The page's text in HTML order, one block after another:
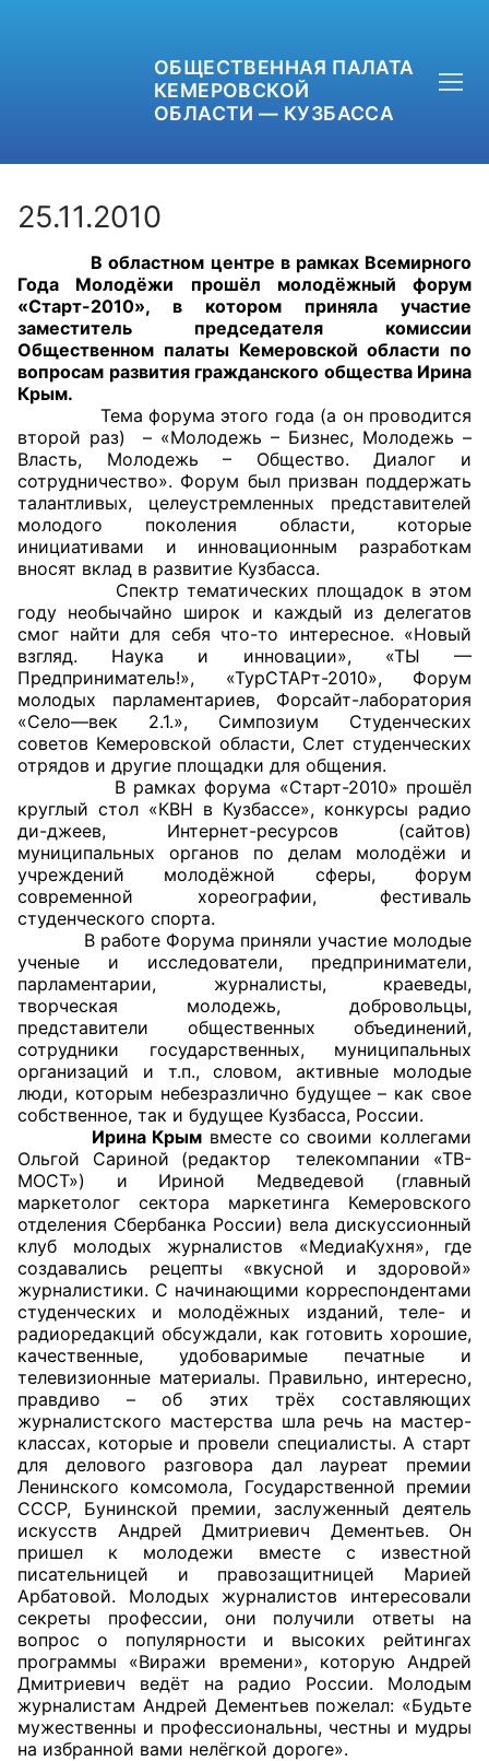
ОБЩЕСТВЕННАЯ ПАЛАТА
КЕМЕРОВСКОЙ
ОБЛАСТИ — КУЗБАССА
+7 (3842) 58-82-40
OPKO42@BK.RU
ОБРАТНАЯ СВЯЗЬ
Главная
Общественные советы
Общественные советы при территориальных
органах федеральных органов
исполнительной власти
Общественные советы по проведению
независимой оценки качества условий
оказания услуг
О Палате
Структура Палаты
Комиссии
Экспертный совет ОП КО
Совет ОП КО
Общественный штаб
Члены ОП КО
Документы ОП КО
Регламент ОП КО
Кодекс этики ОП КО
Положения
Соглашения
Рекомендации
Порядок работы ЦОН
Аппарат ОП КО
УСТАВ ГКУ “АППАРАТ ОП КО”
Доходы руководителя за 2024 г.
25.11.2010
В областном центре в рамках Всемирного
Года Молодёжи прошёл молодёжный форум
«Старт-2010», в котором приняла участие
заместитель председателя комиссии
Общественном палаты Кемеровской области по
вопросам развития гражданского общества Ирина
Крым.
Тема форума этого года (а он проводится
второй раз) – «Молодежь – Бизнес, Молодежь –
Власть, Молодежь – Общество. Диалог и
сотрудничество». Форум был призван поддержать
талантливых, целеустремленных представителей
молодого поколения области, которые
инициативами и инновационным разработкам
вносят вклад в развитие Кузбасса.
Спектр тематических площадок в этом
году необычайно широк и каждый из делегатов
смог найти для себя что-то интересное. «Новый
взгляд. Наука и инновации», «ТЫ —
Предприниматель!», «ТурСТАРт-2010», Форум
молодых парламентариев, Форсайт-лаборатория
«Село—век 2.1.», Симпозиум Студенческих
советов Кемеровской области, Слет студенческих
отрядов и другие площадки для общения.
В рамках форума «Старт-2010» прошёл
круглый стол «КВН в Кузбассе», конкурсы радио
ди-джеев, Интернет-ресурсов (сайтов)
муниципальных органов по делам молодёжи и
учреждений молодёжной сферы, форум
современной хореографии, фестиваль
студенческого спорта.
В работе Форума приняли участие молодые
ученые и исследователи, предприниматели,
парламентарии, журналисты, краеведы,
творческая молодежь, добровольцы,
представители общественных объединений,
сотрудники государственных, муниципальных
организаций и т.п., словом, активные молодые
люди, которым небезразлично будущее – как свое
собственное, так и будущее Кузбасса, России.
Ирина Крым вместе со своими коллегами
Ольгой Сариной (редактор телекомпании «ТВ-
МОСТ») и Ириной Медведевой (главный
маркетолог сектора маркетинга Кемеровского
отделения Сбербанка России) вела дискуссионный
клуб молодых журналистов «МедиаКухня», где
создавались рецепты «вкусной и здоровой»
журналистики. С начинающими корреспондентами
студенческих и молодёжных изданий, теле- и
радиоредакций обсуждали, как готовить хорошие,
качественные, удобоваримые печатные и
телевизионные материалы. Правильно, интересно,
правдиво – об этих трёх составляющих
журналистского мастерства шла речь на мастер-
классах, которые и провели специалисты. А старт
для делового разговора дал лауреат премии
Ленинского комсомола, Государственной премии
СССР, Бунинской премии, заслуженный деятель
искусств Андрей Дмитриевич Дементьев. Он
пришел к молодежи вместе с известной
писательницей и правозащитницей Марией
Арбатовой. Молодых журналистов интересовали
секреты профессии, они получили ответы на
вопрос о популярности и высоких рейтингах
программы «Виражи времени», которую Андрей
Дмитриевич ведёт на радио России. Молодым
журналистам Андрей Дементьев пожелал: «Будьте
мужественны и профессиональны, честны и мудры
на избранной вами нелёгкой дороге».